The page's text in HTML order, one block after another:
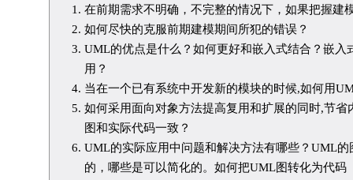
在前期需求不明确，不完整的情况下，如果把握建
如何尽快的克服前期建模期间所犯的错误？
UML的优点是什么？如何更好和嵌入式结合？嵌入
用？
当在一个已有系统中开发新的模块的时候,如何用
如何采用面向对象方法提高复用和扩展的同时,节省
图和实际代码一致？
UML的实际应用中问题和解决方法有哪些？UML的
的，哪些是可以简化的。如何把UML图转化为代码